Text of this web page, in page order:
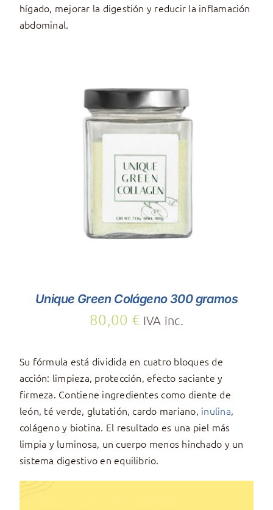
hígado, mejorar la digestión y reducir la inflamación
abdominal.
AÑADIR AL CARRITO /
Unique Green Colágeno 300 gramos
80,00 € IVA inc.
Su fórmula está dividida en cuatro bloques de
acción: limpieza, protección, efecto saciante y
firmeza. Contiene ingredientes como diente de
león, té verde, glutatión, cardo mariano, inulina,
colágeno y biotina. El resultado es una piel más
limpia y luminosa, un cuerpo menos hinchado y un
sistema digestivo en equilibrio.